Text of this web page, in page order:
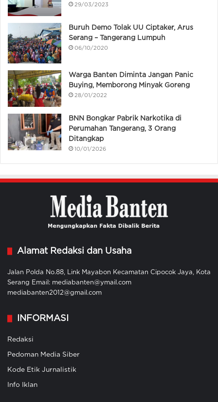
29/03/2023
Buruh Demo Tolak UU Ciptaker, Arus
Serang – Tangerang Lumpuh
06/10/2020
Warga Banten Diminta Jangan Panic
Buying, Memborong Minyak Goreng
28/01/2022
BNN Bongkar Pabrik Narkotika di
Perumahan Tangerang, 3 Orang
Ditangkap
10/01/2026
Alamat Redaksi dan Usaha
Jalan Polda No.88, Link Mayabon Kecamatan Cipocok Jaya, Kota
Serang Email: mediabanten@ymail.com
mediabanten2012@gmail.com
INFORMASI
Redaksi
Pedoman Media Siber
Kode Etik Jurnalistik
Info Iklan